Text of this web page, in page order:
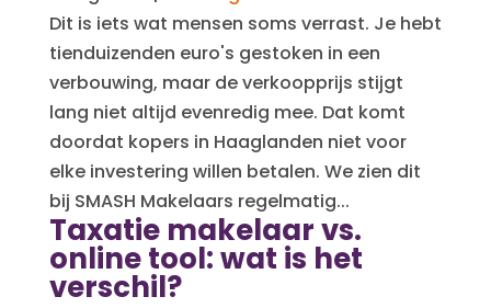
Dit is iets wat mensen soms verrast. Je hebt
tienduizenden euro's gestoken in een
verbouwing, maar de verkoopprijs stijgt
lang niet altijd evenredig mee. Dat komt
doordat kopers in Haaglanden niet voor
elke investering willen betalen. We zien dit
bij SMASH Makelaars regelmatig...
Taxatie makelaar vs.
online tool: wat is het
verschil?